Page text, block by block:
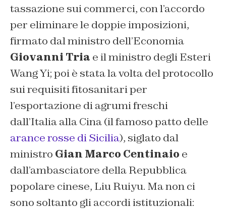
tassazione sui commerci, con l’accordo
per eliminare le doppie imposizioni,
firmato dal ministro dell’Economia
Giovanni Tria e il ministro degli Esteri
Wang Yi; poi è stata la volta del protocollo
sui requisiti fitosanitari per
l’esportazione di agrumi freschi
dall’Italia alla Cina (il famoso patto delle
arance rosse di Sicilia), siglato dal
ministro Gian Marco Centinaio e
dall’ambasciatore della Repubblica
popolare cinese, Liu Ruiyu. Ma non ci
sono soltanto gli accordi istituzionali: